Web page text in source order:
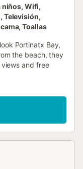
niños, Wifi,
Televisión,
Toallas
Portinatx Bay,
the beach, they
and free